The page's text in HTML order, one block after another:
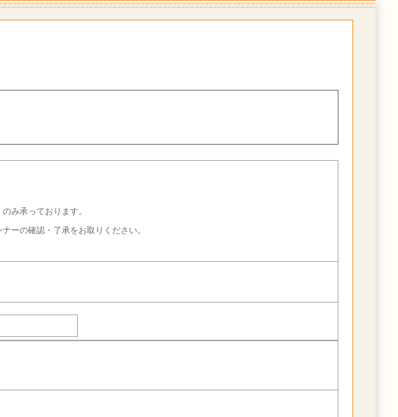
のみ承っております。
ーの確認・了承をお取りください。